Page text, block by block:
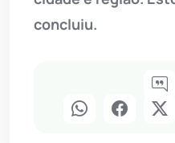
concluiu.